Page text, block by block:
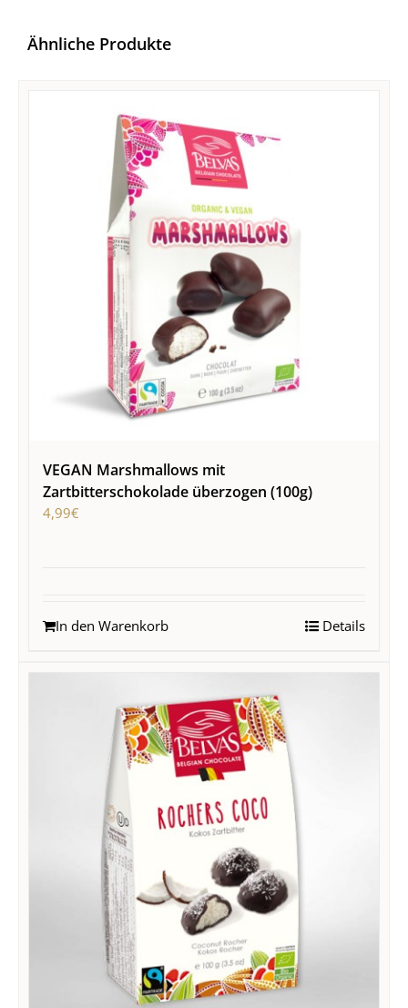
Ähnliche Produkte
VEGAN Marshmallows mit
Zartbitterschokolade überzogen (100g)
4,99€
In den Warenkorb Details